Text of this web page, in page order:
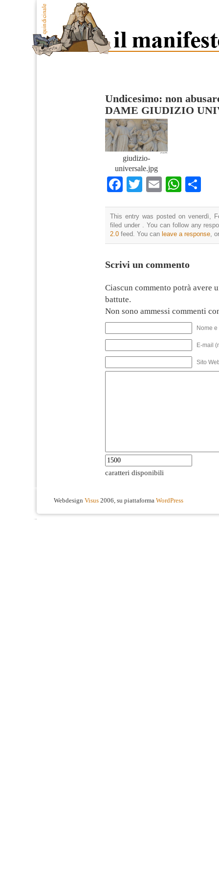
Undicesimo: non
DAME GIUDIZIO
giudizio-
universale.jpg
Facebook
Twitter
Email
This entry was posted on venerdì,
filed under . You can follow any
2.0 feed. You can leave a response ,
Scrivi un commento
Ciascun commento potrà avere
battute.
Non sono ammessi commenti
Nome
E-mail
Sito
caratteri disponibili
Webdesign Visus 2006, su piattaforma WordPress